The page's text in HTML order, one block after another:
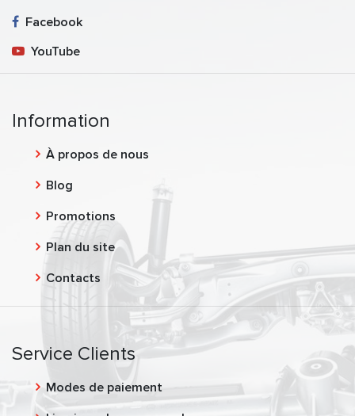
Facebook
YouTube
Information
À propos de nous
Blog
Promotions
Plan du site
Contacts
Service Clients
Modes de paiement